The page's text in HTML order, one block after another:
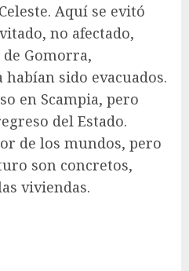
Aquí se evitó
no afectado,
Gomorra,
sido evacuados.
en Scampia, pero
del Estado.
de los mundos, pero
son concretos,
viviendas.